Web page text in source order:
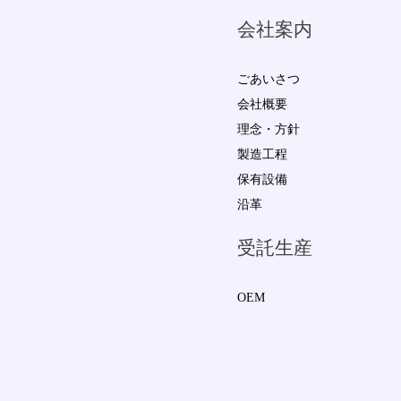
会社案内
ごあいさつ
会社概要
理念・方針
製造工程
保有設備
沿革
受託生産
OEM